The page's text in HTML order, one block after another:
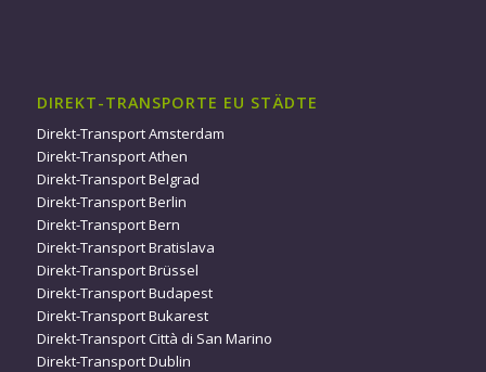
DIREKT-TRANSPORTE EU STÄDTE
Direkt-Transport Amsterdam
Direkt-Transport Athen
Direkt-Transport Belgrad
Direkt-Transport Berlin
Direkt-Transport Bern
Direkt-Transport Bratislava
Direkt-Transport Brüssel
Direkt-Transport Budapest
Direkt-Transport Bukarest
Direkt-Transport Città di San Marino
Direkt-Transport Dublin